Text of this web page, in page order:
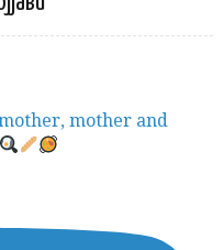
mother and